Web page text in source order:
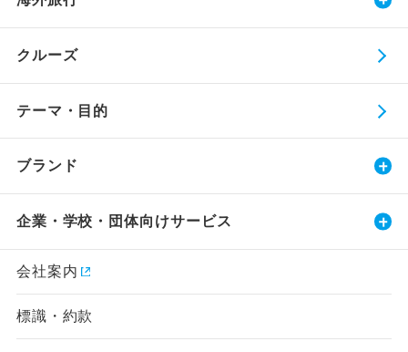
クルーズ
テーマ・目的
ブランド
企業・学校・団体向けサービス
会社案内
標識・約款